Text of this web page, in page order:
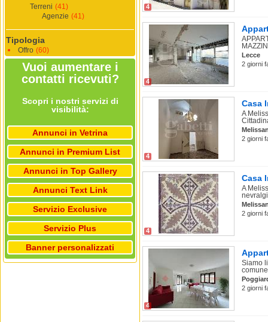
Terreni (41)
Agenzie (41)
Tipologia
Offro (60)
Vuoi aumentare i
contatti ricevuti?
Scopri i nostri servizi di
visibilità:
Annunci in Vetrina
Annunci in Premium List
Annunci in Top Gallery
Annunci Text Link
Servizio Exclusive
Servizio Plus
Banner personalizzati
4
4
Lecce
2 giorni
4
Casa
A
2 giorni
4
Casa
A
2 giorni
4
Siamo
2 giorni